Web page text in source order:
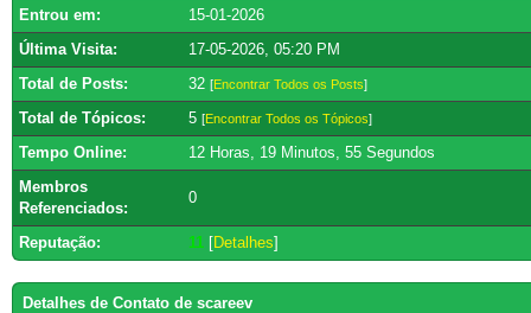
Entrou em:
15-01-2026
Última Visita:
17-05-2026, 05:20 PM
Total de Posts:
32 [Encontrar Todos os Posts]
Total de Tópicos: 5 [Encontrar Todos os Tópicos]
Tempo Online:
12 Horas, 19 Minutos, 55 Segundos
Membros
Referenciados:
0
Reputação: 11 [Detalhes]
Detalhes de Contato de scareev